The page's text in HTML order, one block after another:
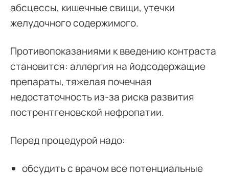
абсцессы, кишечные свищи, утечки
желудочного содержимого.
Противопоказаниями к введению контраста
становится: аллергия на йодсодержащие
препараты, тяжелая почечная
недостаточность из-за риска развития
пострентгеновской нефропатии.
Перед процедурой надо:
обсудить с врачом все потенциальные